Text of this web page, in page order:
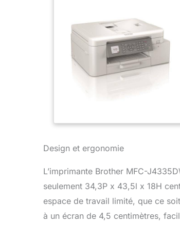
Design et ergonomie
L’imprimante Brother MFC-
seulement 34,3P x 43,5l x 18H
espace de travail limité, que ce
à un écran de 4,5 centimètres,